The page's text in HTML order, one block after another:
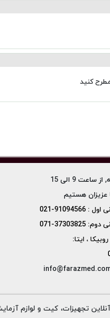
کنید
هفت روز هفته, از ساعت 9 الی 15
هستیم
021
071
، ایتا:
تجهیزات، کیت و لوازم